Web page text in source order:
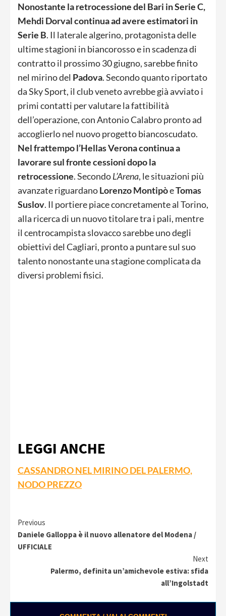
Nonostante la retrocessione del Bari in Serie C,
Mehdi Dorval continua ad avere estimatori in
Serie B. Il laterale algerino, protagonista delle
ultime stagioni in biancorosso e in scadenza di
contratto il prossimo 30 giugno, sarebbe finito
nel mirino del Padova. Secondo quanto riportato
da Sky Sport, il club veneto avrebbe già avviato i
primi contatti per valutare la fattibilità
dell’operazione, con Antonio Calabro pronto ad
accoglierlo nel nuovo progetto biancoscudato.
Nel frattempo l’Hellas Verona continua a
lavorare sul fronte cessioni dopo la
retrocessione. SecondoL’Arena, le situazioni più
avanzate riguardanoLorenzo MontipòeTomas
Suslov. Il portiere piace concretamente al Torino,
alla ricerca di un nuovo titolare tra i pali, mentre
il centrocampista slovacco sarebbe uno degli
obiettivi del Cagliari, pronto a puntare sul suo
talento nonostante una stagione complicata da
diversi problemi fisici.
LEGGI ANCHE
CASSANDRO NEL MIRINO DEL PALERMO,
NODO PREZZO
Continue
Reading
Previous
Daniele Galloppa è il nuovo allenatore del Modena /
UFFICIALE
Next
Palermo, definita un’amichevole estiva: sfida
all’Ingolstadt